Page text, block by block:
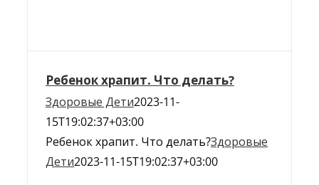
Ребенок храпит. Что делать?
Здоровые Дети2023-11-
15T19:02:37+03:00
Ребенок храпит. Что делать?Здоровые
Дети2023-11-15T19:02:37+03:00